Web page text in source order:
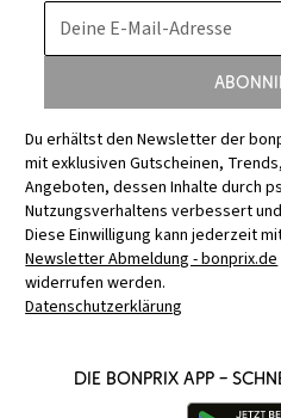
Deine E-Mail-Adresse
Du erhältst den Newsletter der
mit exklusiven Gutscheinen,
Angeboten, dessen Inhalte durch
Nutzungsverhaltens verbessert
Diese Einwilligung kann jederzeit
Newsletter Abmeldung - bonprix.de
widerrufen werden.
Datenschutzerklärung
Die bonprix App –